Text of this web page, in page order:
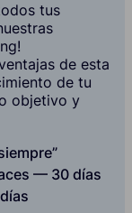
tus
de esta
de tu
objetivo y
— 30 días